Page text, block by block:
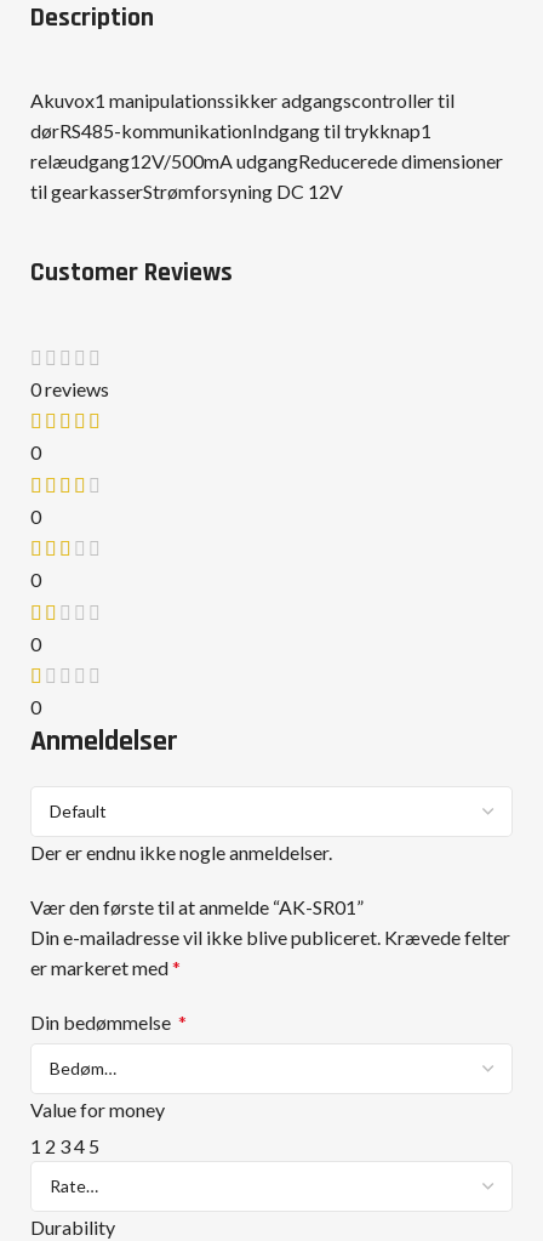
Description
Akuvox1 manipulationssikker adgangscontroller til
dørRS485-kommunikationIndgang til trykknap1
relæudgang12V/500mA udgangReducerede dimensioner
til gearkasserStrømforsyning DC 12V
Customer Reviews
0 reviews
0
0
0
0
0
Anmeldelser
Der er endnu ikke nogle anmeldelser.
Vær den første til at anmelde “AK-SR01”
Din e-mailadresse vil ikke blive publiceret. Krævede felter
er markeret med*
Din bedømmelse *
Value for money
1 2 34 5
Durability